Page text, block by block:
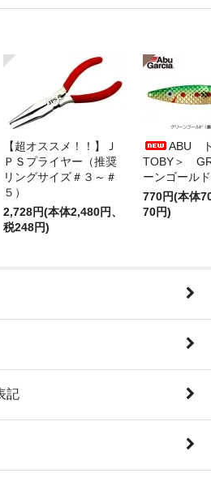
【超オススメ！！】Ｊ
ＰＳプライヤー（推奨
リングサイズ＃３～＃
５）
2,728円(本体2,480円、
税248円)
ABU
TOBY＞
ーンゴールド
770円(本体
70円)
記